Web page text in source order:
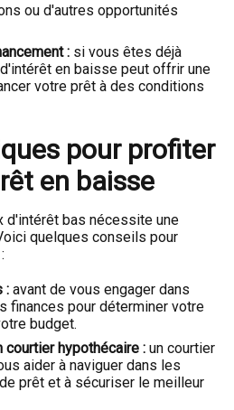
ou d'autres opportunités
: si vous êtes déjà
en baisse peut offrir une
votre prêt à des conditions
pour profiter
en baisse
d'intérêt bas nécessite une
quelques conseils pour
: avant de vous engager dans
finances pour déterminer votre
budget.
courtier hypothécaire : un courtier
aider à naviguer dans les
prêt et à sécuriser le meilleur